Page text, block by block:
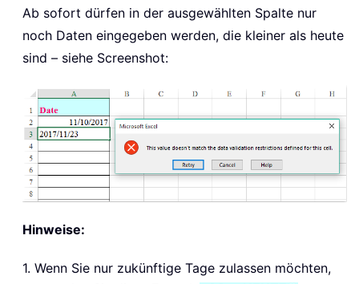
Ab sofort dürfen in der ausgewählten Spalte nur
noch Daten eingegeben werden, die kleiner als heute
sind – siehe Screenshot:
Hinweise:
1. Wenn Sie nur zukünftige Tage zulassen möchten,